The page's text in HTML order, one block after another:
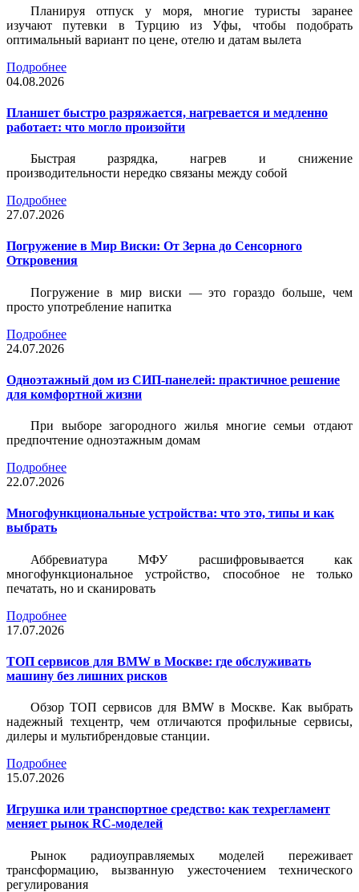
Планируя отпуск у моря, многие туристы заранее
изучают путевки в Турцию из Уфы, чтобы подобрать
оптимальный вариант по цене, отелю и датам вылета
Подробнее
04.08.2026
Планшет быстро разряжается, нагревается и медленно
работает: что могло произойти
Быстрая разрядка, нагрев и снижение
производительности нередко связаны между собой
Подробнее
27.07.2026
Погружение в Мир Виски: От Зерна до Сенсорного
Откровения
Погружение в мир виски — это гораздо больше, чем
просто употребление напитка
Подробнее
24.07.2026
Одноэтажный дом из СИП-панелей: практичное решение
для комфортной жизни
При выборе загородного жилья многие семьи отдают
предпочтение одноэтажным домам
Подробнее
22.07.2026
Многофункциональные устройства: что это, типы и как
выбрать
Аббревиатура МФУ расшифровывается как
многофункциональное устройство, способное не только
печатать, но и сканировать
Подробнее
17.07.2026
ТОП сервисов для BMW в Москве: где обслуживать
машину без лишних рисков
Обзор ТОП сервисов для BMW в Москве. Как выбрать
надежный техцентр, чем отличаются профильные сервисы,
дилеры и мультибрендовые станции.
Подробнее
15.07.2026
Игрушка или транспортное средство: как техрегламент
меняет рынок RC-моделей
Рынок радиоуправляемых моделей переживает
трансформацию, вызванную ужесточением технического
регулирования